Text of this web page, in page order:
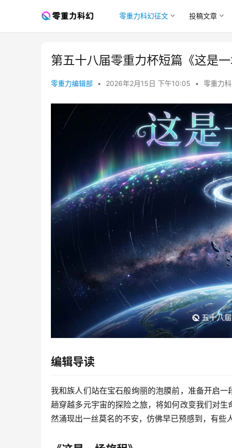
零重力科幻征文 投稿文章
第五十八届零重力杯短篇《这是
零重力编辑部 • 2026年2月15日 下午10:05 • 零重力
编辑导读
我和族人们站在宝石般绚丽的泡膜前，准备开启
趟穿越多元宇宙的探险之旅，将如何改变我们对
然涌现出一丝莫名的不安，仿佛早已预感到，有